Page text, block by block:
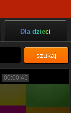
Dla dzieci
szukaj
00:00:45